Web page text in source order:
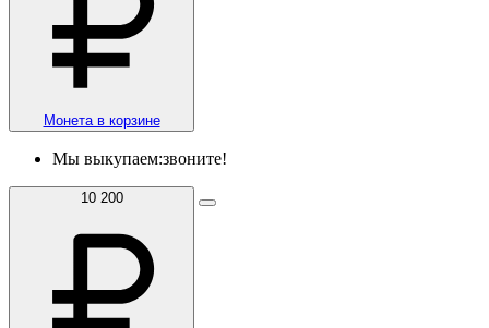
Монета в корзине
Мы выкупаем:звоните!
10 200